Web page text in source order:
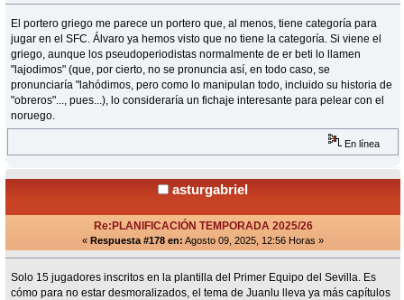
El portero griego me parece un portero que, al menos, tiene categoría para
jugar en el SFC. Álvaro ya hemos visto que no tiene la categoría. Si viene el
griego, aunque los pseudoperiodistas normalmente de er beti lo llamen
"lajodimos" (que, por cierto, no se pronuncia así, en todo caso, se
pronunciaría "lahódimos, pero como lo manipulan todo, incluido su historia de
"obreros"..., pues...), lo consideraría un fichaje interesante para pelear con el
noruego.
En línea
asturgabriel
Re:PLANIFICACIÓN TEMPORADA 2025/26
« Respuesta #178 en: Agosto 09, 2025, 12:56 Horas »
Solo 15 jugadores inscritos en la plantilla del Primer Equipo del Sevilla. Es
cómo para no estar desmoralizados, el tema de Juanlu lleva ya más capítulos